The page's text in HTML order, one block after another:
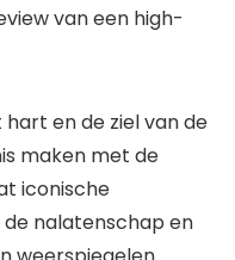
van een high-
en de ziel van de
maken met de
iconische
nalatenschap en